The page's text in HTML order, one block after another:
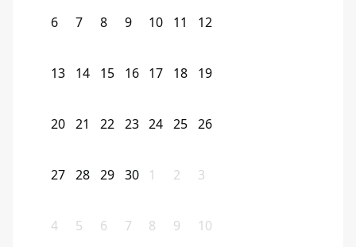
6 7 8 9 10 11 12
13 14 15 16 17 18 19
20 21 22 23 24 25 26
27 28 29 30 1 2 3
4 5 6 7 8 9 10